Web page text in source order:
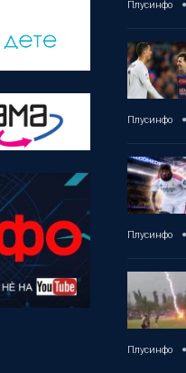
Плусинфо
Плусинфо
Плусинфо
Плусинфо